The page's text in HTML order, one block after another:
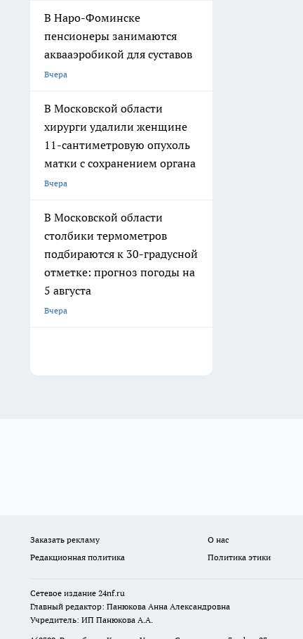
В Наро-Фоминске
пенсионеры занимаются
аквааэробикой для суставов
Вчера
В Московской области
хирурги удалили женщине
11-сантиметровую опухоль
матки с сохранением органа
Вчера
В Московской области
столбики термометров
подбираются к 30-градусной
отметке: прогноз погоды на
5 августа
Вчера
Заказать рекламу О нас
Редакционная политика
Политика этики
Сетевое издание 24nf.ru
Главный редактор: Панюкова Анна Александровна
Учредитель: ИП Панюкова А.А.